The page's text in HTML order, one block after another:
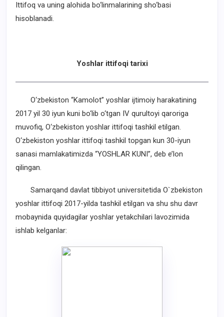
Ittifoq va uning alohida bo‘linmalarining sho‘basi
hisoblanadi.
Yoshlar ittifoqi tarixi
O‘zbekiston “Kamolot” yoshlar ijtimoiy harakatining
2017 yil 30 iyun kuni bo‘lib o‘tgan IV qurultoyi qaroriga
muvofiq, O‘zbekiston yoshlar ittifoqi tashkil etilgan.
O‘zbekiston yoshlar ittifoqi tashkil topgan kun 30-iyun
sanasi mamlakatimizda “YOSHLAR KUNI”, deb e’lon
qilingan.
Samarqand davlat tibbiyot universitetida O`zbekiston
yoshlar ittifoqi 2017-yilda tashkil etilgan va shu shu davr
mobaynida quyidagilar yoshlar yetakchilari lavozimida
ishlab kelganlar: